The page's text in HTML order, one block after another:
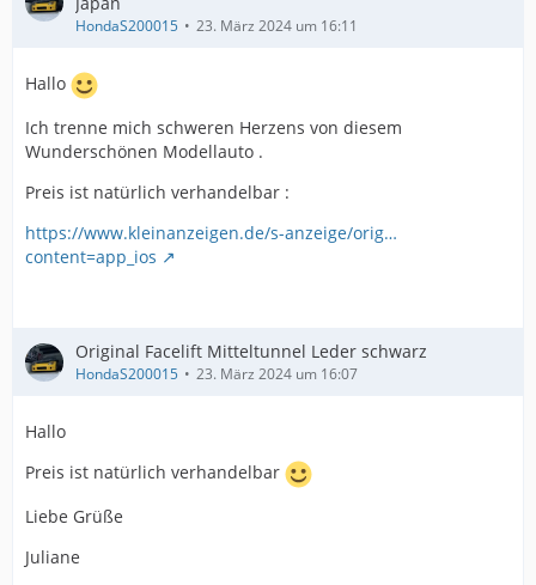
HondaS200015 23. März 2024 um 16:11
Hallo
Ich trenne mich schweren Herzens von diesem
Wunderschönen Modellauto .
Preis ist natürlich verhandelbar :
https://www.kleinanzeigen.de/s-anzeige/orig…
content=app_ios
Original Facelift Mitteltunnel Leder schwarz
HondaS200015 23. März 2024 um 16:07
Hallo
Preis ist natürlich verhandelbar
Liebe Grüße
Juliane